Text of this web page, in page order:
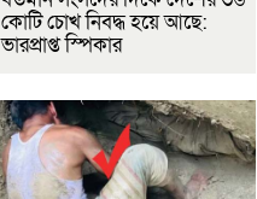
কোটি চোখ নিবদ্ধ হয়ে আছে:
ভারপ্রাপ্ত স্পিকার